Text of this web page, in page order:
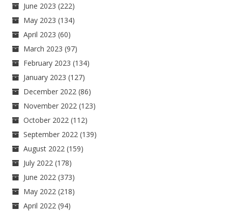
June 2023 (222)
May 2023 (134)
April 2023 (60)
March 2023 (97)
February 2023 (134)
January 2023 (127)
December 2022 (86)
November 2022 (123)
October 2022 (112)
September 2022 (139)
August 2022 (159)
July 2022 (178)
June 2022 (373)
May 2022 (218)
April 2022 (94)